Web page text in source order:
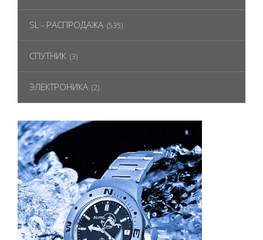
SL - РАСПРОДАЖА (535)
СПУТНИК (3)
ЭЛЕКТРОНИКА (2)